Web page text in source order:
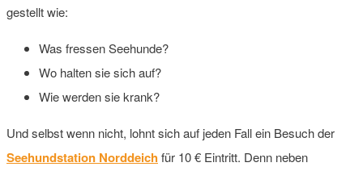
gestellt wie:
Was fressen Seehunde?
Wo halten sie sich auf?
Wie werden sie krank?
Und selbst wenn nicht, lohnt sich auf jeden Fall ein Besuch der
Seehundstation Norddeichfür 10 € Eintritt. Denn neben